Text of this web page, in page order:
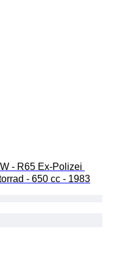
- R65 Ex-Polizei
- 650 cc - 1983